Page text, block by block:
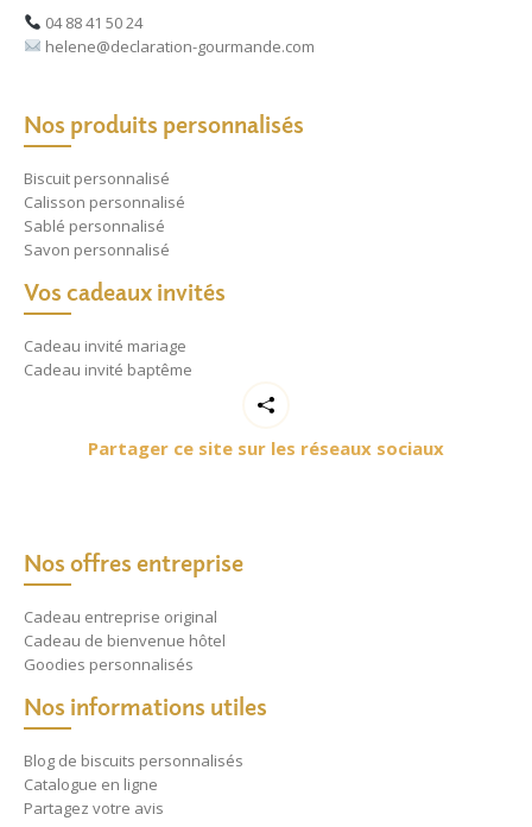
04 88 41 50 24
helene@declaration-gourmande.com
Nos produits personnalisés
Biscuit personnalisé
Calisson personnalisé
Sablé personnalisé
Savon personnalisé
Vos cadeaux invités
Cadeau invité mariage
Cadeau invité baptême
Partager ce site sur les réseaux sociaux
Nos offres entreprise
Cadeau entreprise original
Cadeau de bienvenue hôtel
Goodies personnalisés
Nos informations utiles
Blog de biscuits personnalisés
Catalogue en ligne
Partagez votre avis